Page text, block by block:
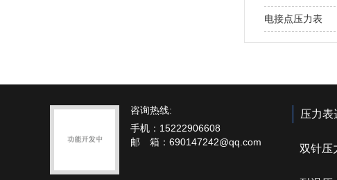
电接点压力表
咨询热线:
手机：15222906608
邮 箱：690147242@qq.com
压力表
双针压